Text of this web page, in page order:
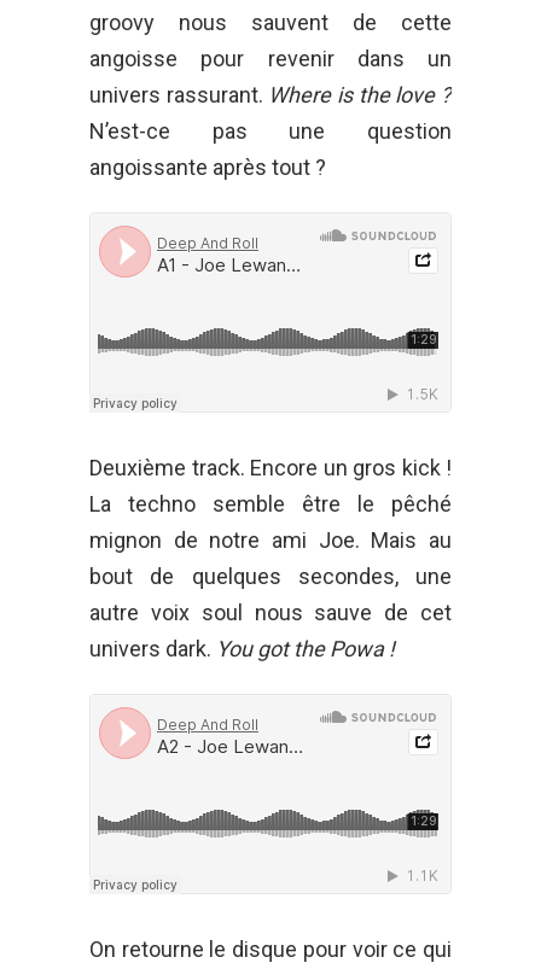
groovy nous sauvent de cette
angoisse pour revenir dans un
univers rassurant. Where is the love ?
N’est-ce pas une question
angoissante après tout ?
Deuxième track. Encore un gros kick !
La techno semble être le pêché
mignon de notre ami Joe. Mais au
bout de quelques secondes, une
autre voix soul nous sauve de cet
univers dark. You got the Powa !
On retourne le disque pour voir ce qui